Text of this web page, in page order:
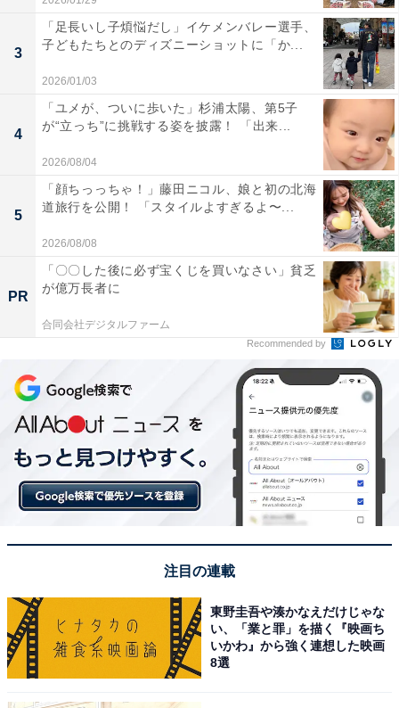
3
「足長いし子煩悩だし」イケメンバレー選手、
子どもたちとのディズニーショットに「か...
2026/01/03
4
「ユメが、ついに歩いた」杉浦太陽、第5子
が“立っち”に挑戦する姿を披露！ 「出来...
2026/08/04
5
「顔ちっっちゃ！」藤田ニコル、娘と初の北海
道旅行を公開！ 「スタイルよすぎるよ〜...
2026/08/08
PR
「〇〇した後に必ず宝くじを買いなさい」貧乏
が億万長者に
合同会社デジタルファーム
Recommended by
注目の連載
東野圭吾や湊かなえだけじゃな
い、「業と罪」を描く『映画ち
いかわ』から強く連想した映画
8選